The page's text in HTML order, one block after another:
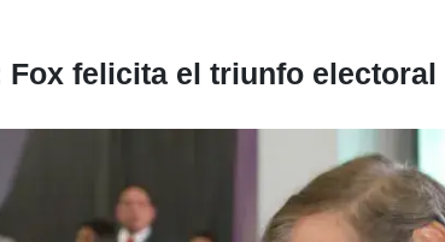
felicita el triunfo electoral